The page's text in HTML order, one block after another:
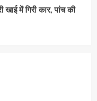
खाई में गिरी कार, पांच की